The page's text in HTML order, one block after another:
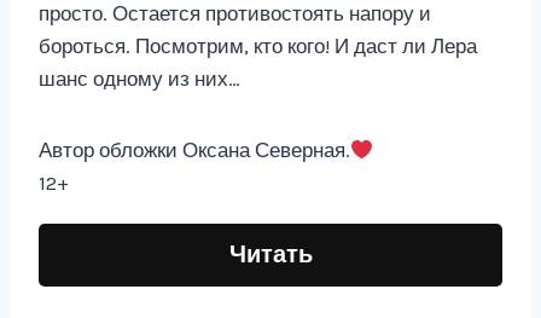
просто. Остается противостоять напору и
бороться. Посмотрим, кто кого! И даст ли Лера
шанс одному из них…
Автор обложки Оксана Северная.
12+
Читать